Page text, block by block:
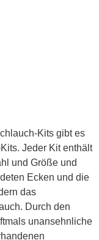
Kits gibt es
Jeder Kit enthält
und Größe und
Ecken und die
das
Durch den
unansehnliche